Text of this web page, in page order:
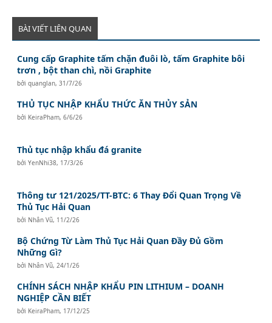
BÀI VIẾT LIÊN QUAN
Cung cấp Graphite tấm chặn đuôi lò, tấm Graphite bôi
trơn , bột than chì, nồi Graphite
bởiquanglan,31/7/26
THỦ TỤC NHẬP KHẨU THỨC ĂN THỦY SẢN
bởi KeiraPham,6/6/26
Thủ tục nhập khẩu đá granite
bởiYenNhi38, 17/3/26
Thông tư 121/2025/TT-BTC: 6 Thay Đổi Quan Trọng Về
Thủ Tục Hải Quan
bởi Nhân Vũ, 11/2/26
Bộ Chứng Từ Làm Thủ Tục Hải Quan Đầy Đủ Gồm
Những Gì?
bởi Nhân Vũ,24/1/26
CHÍNH SÁCH NHẬP KHẨU PIN LITHIUM – DOANH
NGHIỆP CẦN BIẾT
bởi KeiraPham, 17/12/25